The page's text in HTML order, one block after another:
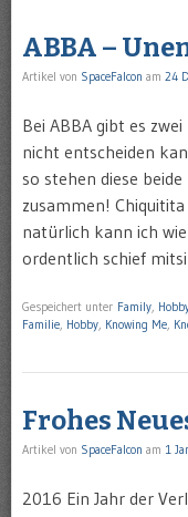
ABBA –
Artikel von SpaceFalcon am 24
Bei ABBA gibt es
nicht entscheiden
so stehen diese
zusammen!
natürlich kann ich
ordentlich schief
Gespeichert unter Family
Familie Hobby Knowing Me
Frohes
Artikel von SpaceFalcon am 1
2016 Ein Jahr der